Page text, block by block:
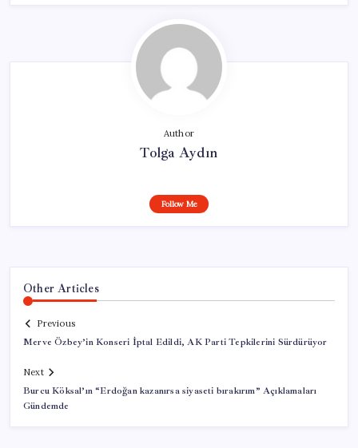
Author
Tolga Aydın
Follow Me
Other Articles
Previous
Merve Özbey’in Konseri İptal Edildi, AK Parti Tepkilerini Sürdürüyor
Next
Burcu Köksal’ın “Erdoğan kazanırsa siyaseti bırakırım” Açıklamaları
Gündemde